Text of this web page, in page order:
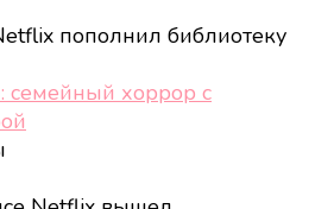
пополнил библиотеку
семейный хоррор с